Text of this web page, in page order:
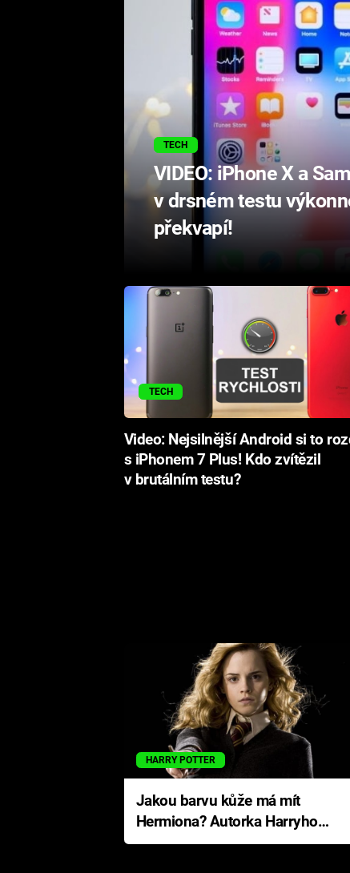
TECH
VIDEO: iPhone X a
v drsném testu
překvapí!
TECH
Video: Nejsilnější Android si to
s iPhonem 7 Plus! Kdo zvítězil
v brutálním testu?
HARRY POTTER
Jakou barvu kůže má mít
Hermiona? Autorka Harryho
Pottera přišla s ráznou